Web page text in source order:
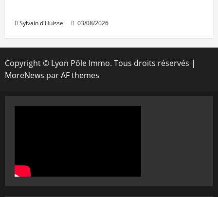
Sylvain d'Huissel 03/08/2026
Copyright © Lyon Pôle Immo. Tous droits réservés |
MoreNews par AF themes